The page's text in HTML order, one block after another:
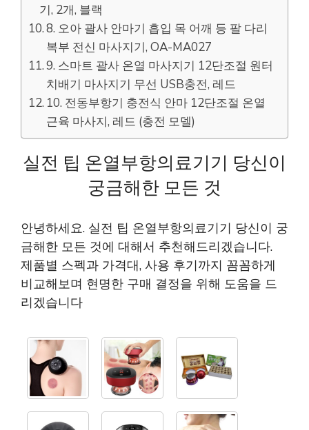
기, 2개, 블랙
8. 오아 괄사 안마기 흡입 목 어깨 등 팔 다리
복부 전신 마사지기, OA-MA027
9. 스마트 괄사 온열 마사지기 12단조절 원터
치배기 마사지기 무선 USB충전, 레드
10. 전동부항기 충전식 안마 12단조절 온열
근육 마사지, 레드 (충전 모델)
실전 팁 온열부항의료기기 당신이
궁금해한 모든 것
안녕하세요. 실전 팁 온열부항의료기기 당신이 궁
금해한 모든 것에 대해서 추천해드리겠습니다.
제품별 스펙과 가격대, 사용 후기까지 꼼꼼하게
비교해보며 현명한 구매 결정을 위해 도움을 드
리겠습니다